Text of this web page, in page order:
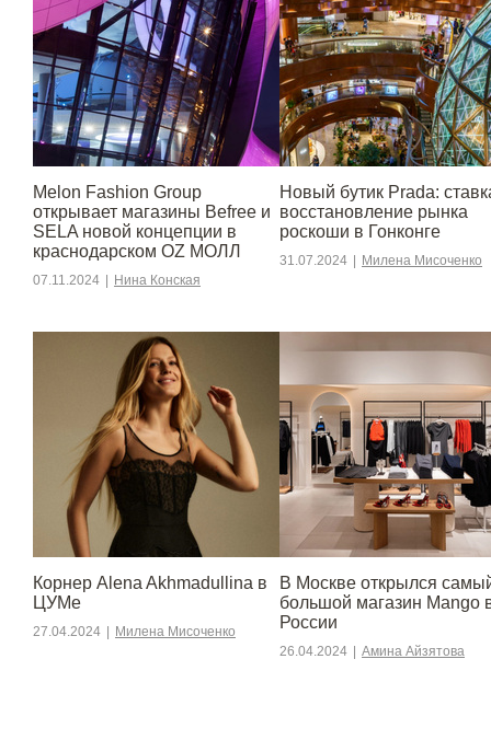
Melon Fashion Group
открывает магазины Befree и
SELA новой концепции в
краснодарском OZ МОЛЛ
07.11.2024 Нина Конская
Новый бутик Prada:
восстановление рынка
роскоши в Гонконге
31.07.2024 Милена Мисоченко
Корнер Alena Akhmadullina в
ЦУМе
27.04.2024 Милена Мисоченко
В Москве открылся
большой магазин Mango
России
26.04.2024 Амина Айзятова